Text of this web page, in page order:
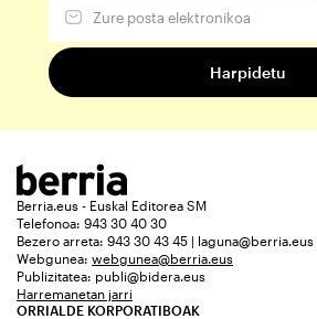
Berria.eus - Euskal Editorea SM
Telefonoa: 943 30 40 30
Bezero arreta: 943 30 43 45 | laguna@berria.eus
Webgunea: webgunea@berria.eus
Publizitatea: publi@bidera.eus
Harremanetan jarri
ORRIALDE KORPORATIBOAK